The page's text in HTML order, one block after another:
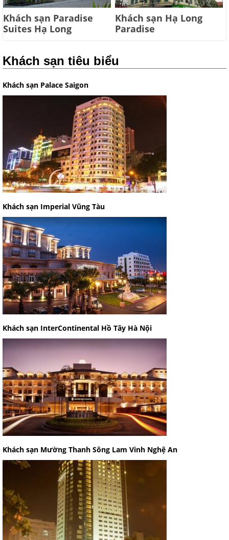
Khách sạn Paradise
Suites Hạ Long
Khách sạn Hạ Long
Paradise
Khách sạn tiêu biểu
Khách sạn Palace Saigon
Khách sạn Imperial Vũng Tàu
Khách sạn InterContinental Hồ Tây Hà Nội
Khách sạn Mường Thanh Sông Lam Vinh Nghệ An